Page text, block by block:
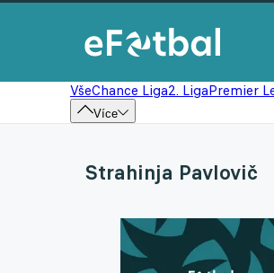
VšeChance Liga2. LigaPremier
Více
Strahinja Pavlovič